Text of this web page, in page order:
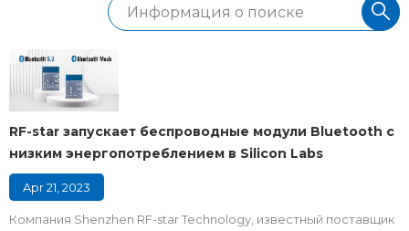
RF-star запускает беспроводные модули Bluetooth с
низким энергопотреблением в Silicon Labs
EFR32BG24
Apr 21, 2023
Компания Shenzhen RF-star Technology, известный поставщик